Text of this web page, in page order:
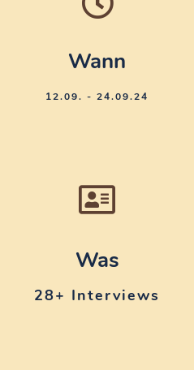
Wann
12.09. - 24.09.24
Was
28+ Interviews